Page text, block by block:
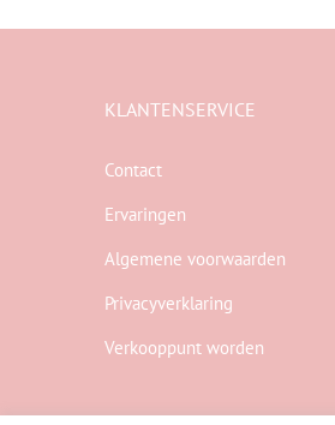
KLANTENSERVICE
Contact
Ervaringen
Algemene voorwaarden
Privacyverklaring
Verkooppunt worden